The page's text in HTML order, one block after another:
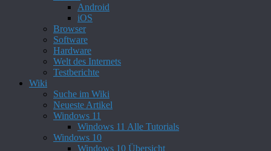
Android
iOS
Browser
Software
Hardware
Welt des Internets
Testberichte
Wiki
Suche im Wiki
Neueste Artikel
Windows 11
Windows 11 Alle Tutorials
Windows 10
Windows 10 Übersicht